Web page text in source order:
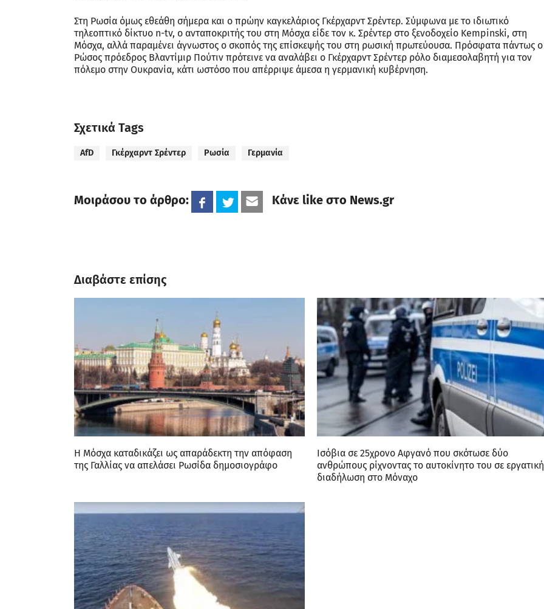
Στη Ρωσία όμως εθεάθη σήμερα και ο πρώην καγκελάριος Γκέρχαρντ Σρέντερ. Σύμφωνα με το ιδιωτικό
τηλεοπτικό δίκτυο n-tv, ο ανταποκριτής του στη Μόσχα είδε τον κ. Σρέντερ στο ξενοδοχείο Kempinski, στη
Μόσχα, αλλά παραμένει άγνωστος ο σκοπός της επίσκεψής του στη ρωσική πρωτεύουσα. Πρόσφατα πάντως ο
Ρώσος πρόεδρος Βλαντίμιρ Πούτιν πρότεινε να αναλάβει ο Γκέρχαρντ Σρέντερ ρόλο διαμεσολαβητή για τον
πόλεμο στην Ουκρανία, κάτι ωστόσο που απέρριψε άμεσα η γερμανική κυβέρνηση.
Σχετικά Tags
AfD Γκέρχαρντ Σρέντερ Ρωσία Γερμανία
Μοιράσου το άρθρο: Κάνε like στο News.gr
Διαβάστε επίσης
Η Μόσχα καταδικάζει ως απαράδεκτη την απόφαση
της Γαλλίας να απελάσει Ρωσίδα δημοσιογράφο
Ισόβια σε 25χρονο Αφγανό που σκότωσε δύο
ανθρώπους ρίχνοντας το αυτοκίνητο του σε εργατική
διαδήλωση στο Μόναχο